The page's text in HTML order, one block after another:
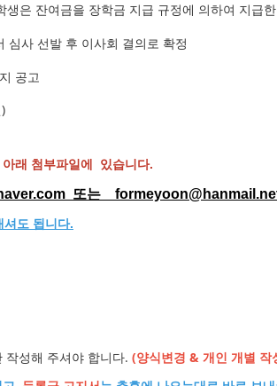
은 잔여금을 장학금 지급 규정에 의하여 지급
심사 선발 후 이사회 결의로 확정
공고
래 첨부파일에 있습니다.
또는
셔도 됩니다.
작성해 주셔야 합니다. (양식변경 & 개인 개별 작